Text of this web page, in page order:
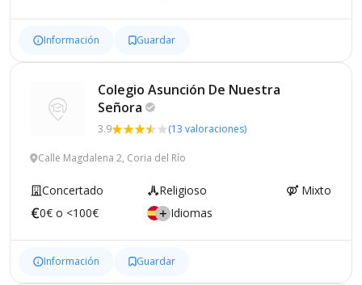
Información Guardar
Colegio Asunción De Nuestra
Señora
3.9 (13 valoraciones)
Calle Magdalena 2, Coria del Río
Concertado Religioso
Mixto
0€ o <100€
Idiomas
Información Guardar